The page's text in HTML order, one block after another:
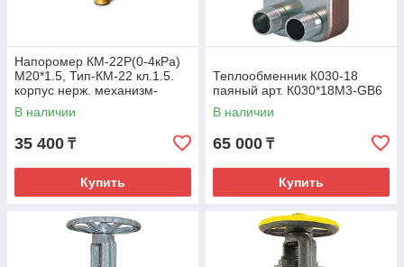
Напоромер КМ-22Р(0-4кРа)
М20*1.5, Тип-КМ-22 кл.1.5.
корпус нерж. механизм-
мд.сплав, чувствит.элемент
В наличии
35 400 ₸
Купить
Теплообменник К030-18
паяный арт. К030*18М3-GB6
В наличии
65 000 ₸
Купить